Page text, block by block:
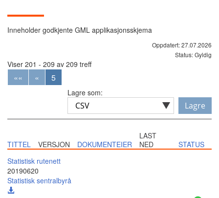
Inneholder godkjente GML applikasjonsskjema
Oppdatert: 27.07.2026
Status: Gyldig
Viser 201 - 209 av 209 treff
«« « 5
Lagre som:
Lagre
TITTEL VERSJON DOKUMENTEIER
LAST
NED
STATUS
Statistisk rutenett
20190620
Statistisk sentralbyrå